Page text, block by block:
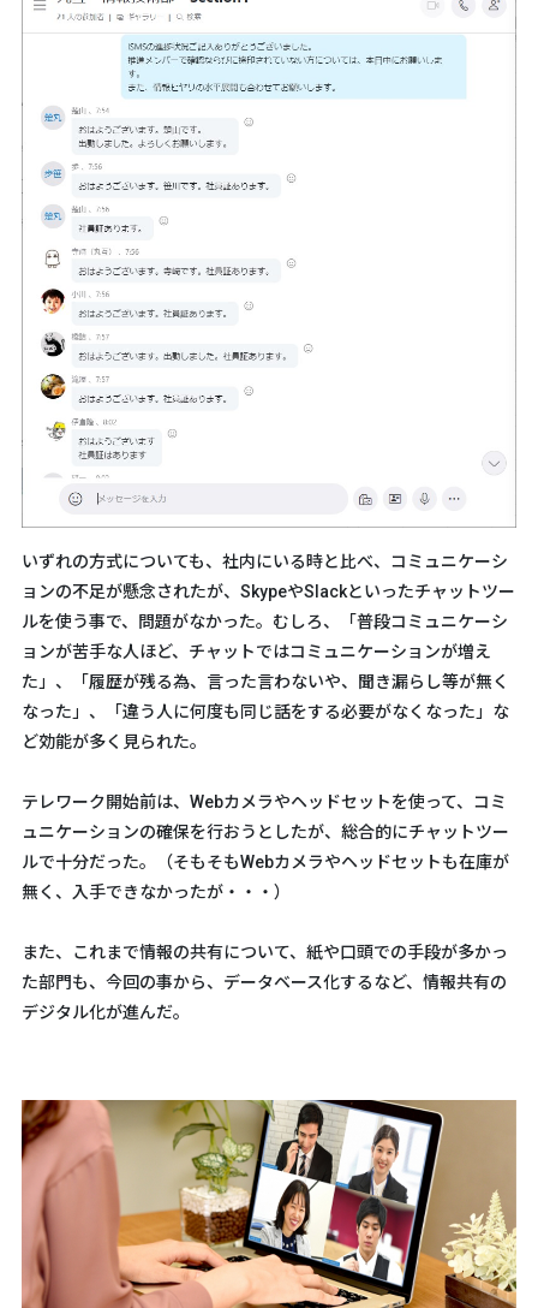
いずれの方式についても、社内にいる時と比べ、コミュニケーシ
ョンの不足が懸念されたが、SkypeやSlackといったチャットツー
ルを使う事で、問題がなかった。むしろ、「普段コミュニケーシ
ョンが苦手な人ほど、チャットではコミュニケーションが増え
た」、「履歴が残る為、言った言わないや、聞き漏らし等が無く
なった」、「違う人に何度も同じ話をする必要がなくなった」な
ど効能が多く見られた。
テレワーク開始前は、Webカメラやヘッドセットを使って、コミ
ュニケーションの確保を行おうとしたが、総合的にチャットツー
ルで十分だった。（そもそもWebカメラやヘッドセットも在庫が
無く、入手できなかったが・・・）
また、これまで情報の共有について、紙や口頭での手段が多かっ
た部門も、今回の事から、データベース化するなど、情報共有の
デジタル化が進んだ。